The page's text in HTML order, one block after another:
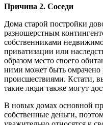
Причина 2. Соседи
Дома старой постройки
разношерстным
собственниками
приватизации или
образом место своего
ними может быть
происшествиями. Кстати,
такие люди также могут
В новых домах основной
собственные деньги,